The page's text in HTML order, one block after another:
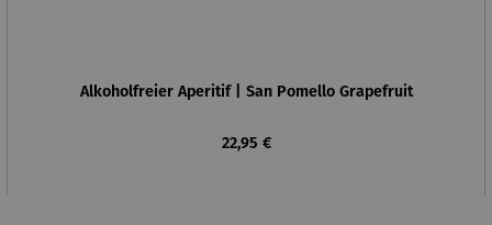
Alkoholfreier Aperitif | San Pomello Grapefruit
Regulärer Preis:
22,95 €